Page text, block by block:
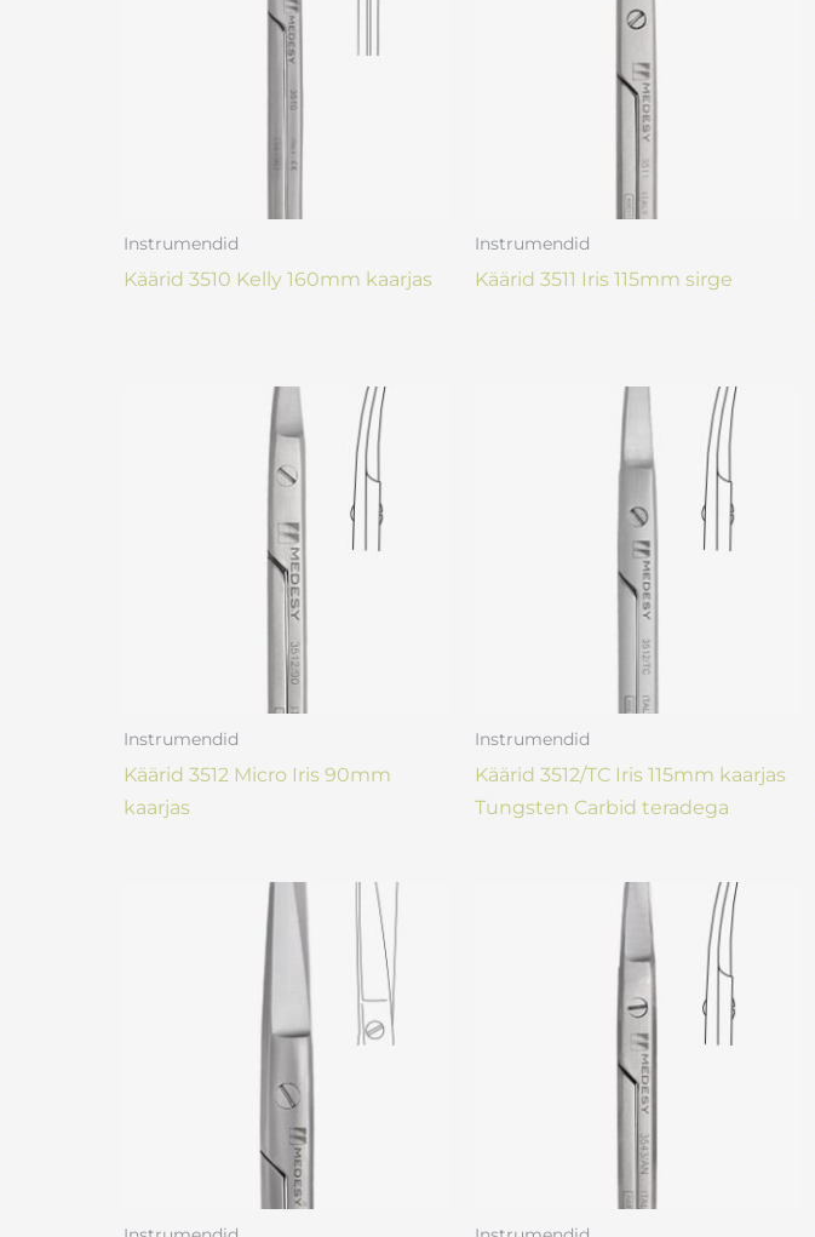
Instrumendid
Käärid 3510 Kelly 160mm kaarjas
Instrumendid
Käärid 3511 Iris 115mm sirge
Instrumendid
Käärid 3512 Micro Iris 90mm
kaarjas
Instrumendid
Käärid 3512/TC Iris 115mm kaarjas
Tungsten Carbid teradega